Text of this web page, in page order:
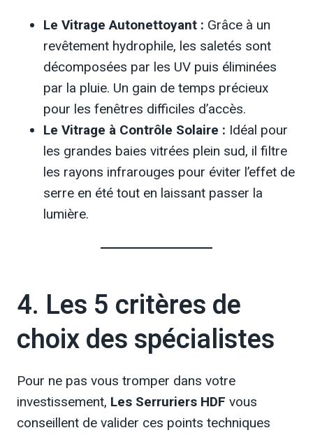
Le Vitrage Autonettoyant : Grâce à un
revêtement hydrophile, les saletés sont
décomposées par les UV puis éliminées
par la pluie. Un gain de temps précieux
pour les fenêtres difficiles d’accès.
Le Vitrage à Contrôle Solaire : Idéal pour
les grandes baies vitrées plein sud, il filtre
les rayons infrarouges pour éviter l’effet de
serre en été tout en laissant passer la
lumière.
4. Les 5 critères de
choix des spécialistes
Pour ne pas vous tromper dans votre
investissement, Les Serruriers HDF vous
conseillent de valider ces points techniques